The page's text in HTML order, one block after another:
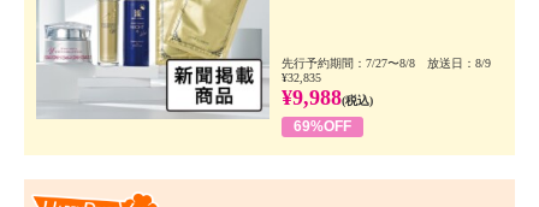
先行予約期間：7/27〜8/8 放送日：8/9
¥32,835
¥9,988(税込)
69%OFF